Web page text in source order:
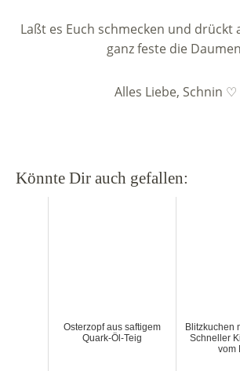
Laßt es Euch schmecken und drückt
ganz feste die
Alles Liebe, Schnin ♡
Könnte Dir auch gefallen:
Osterzopf aus saftigem
Quark-Öl-Teig
Blitzkuchen
Schneller
vom